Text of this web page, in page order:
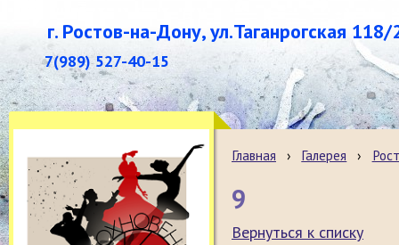
г. Ростов-на-Дону, ул.Таганрогская 118/
7(989) 527-40-15
Главная › Галерея ›
9
Вернуться к списку